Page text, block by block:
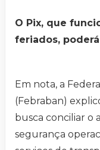
O Pix, que
feriados,
Em nota, a
(Febraban)
busca conciliar o
segurança